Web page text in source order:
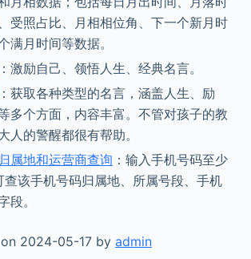
受照占比、月相相位角、下一个新月时
满月时间等数据。
激励自己、领悟人生、经典名言。
：获取各种类型的名言，涵盖人生、励
多个方面，内容丰富。不管对孩子的教
人的警醒都很有帮助。
属地和运营商查询 ：输入手机号码至少
查该手机号码归属地、所属号段、手机
段。
2024-05-17 by admin